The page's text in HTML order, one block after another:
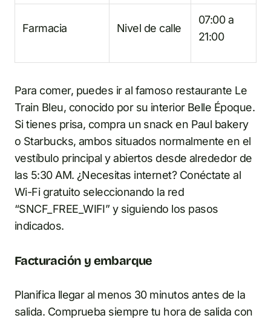
Farmacia Nivel de calle
07:00 a
21:00
Para comer, puedes ir al famoso restaurante Le
Train Bleu, conocido por su interior Belle Époque.
Si tienes prisa, compra un snack en Paul bakery
o Starbucks, ambos situados normalmente en el
vestíbulo principal y abiertos desde alrededor de
las 5:30 AM. ¿Necesitas internet? Conéctate al
Wi-Fi gratuito seleccionando la red
“SNCF_FREE_WIFI” y siguiendo los pasos
indicados.
Facturación y embarque
Planifica llegar al menos 30 minutos antes de la
salida. Comprueba siempre tu hora de salida con